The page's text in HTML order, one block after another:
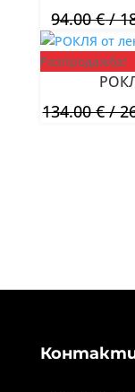
94.00€/
Разпродажба!
134.00€/